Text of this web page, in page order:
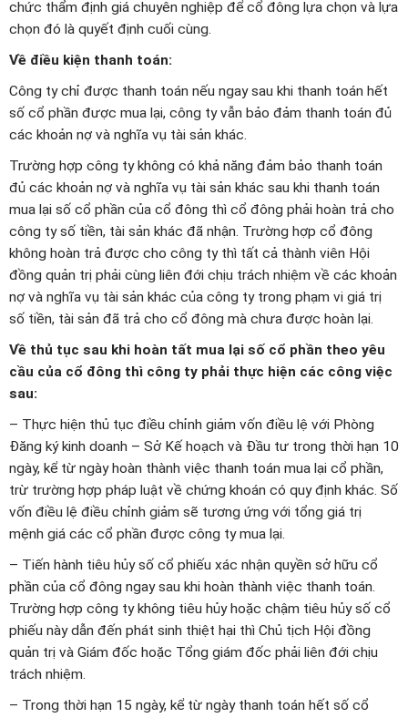
chức thẩm định giá chuyên nghiệp để cổ đông lựa chọn và lựa
chọn đó là quyết định cuối cùng.
Về điều kiện thanh toán:
Công ty chỉ được thanh toán nếu ngay sau khi thanh toán hết
số cổ phần được mua lại, công ty vẫn bảo đảm thanh toán đủ
các khoản nợ và nghĩa vụ tài sản khác.
Trường hợp công ty không có khả năng đảm bảo thanh toán
đủ các khoản nợ và nghĩa vụ tài sản khác sau khi thanh toán
mua lại số cổ phần của cổ đông thì cổ đông phải hoàn trả cho
công ty số tiền, tài sản khác đã nhận. Trường hợp cổ đông
không hoàn trả được cho công ty thì tất cả thành viên Hội
đồng quản trị phải cùng liên đới chịu trách nhiệm về các khoản
nợ và nghĩa vụ tài sản khác của công ty trong phạm vi giá trị
số tiền, tài sản đã trả cho cổ đông mà chưa được hoàn lại.
Về thủ tục sau khi hoàn tất mua lại số cổ phần theo yêu
cầu của cổ đông thì công ty phải thực hiện các công việc
sau:
– Thực hiện thủ tục điều chỉnh giảm vốn điều lệ với Phòng
Đăng ký kinh doanh – Sở Kế hoạch và Đầu tư trong thời hạn 10
ngày, kể từ ngày hoàn thành việc thanh toán mua lại cổ phần,
trừ trường hợp pháp luật về chứng khoán có quy định khác. Số
vốn điều lệ điều chỉnh giảm sẽ tương ứng với tổng giá trị
mệnh giá các cổ phần được công ty mua lại.
– Tiến hành tiêu hủy số cổ phiếu xác nhận quyền sở hữu cổ
phần của cổ đông ngay sau khi hoàn thành việc thanh toán.
Trường hợp công ty không tiêu hủy hoặc chậm tiêu hủy số cổ
phiếu này dẫn đến phát sinh thiệt hại thì Chủ tịch Hội đồng
quản trị và Giám đốc hoặc Tổng giám đốc phải liên đới chịu
trách nhiệm.
– Trong thời hạn 15 ngày, kể từ ngày thanh toán hết số cổ